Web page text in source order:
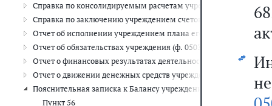
Справка по консолидируемым расчетам учреждения (ф.
Справка по заключению учреждением счетов бухгалтерского
Отчет об исполнении учреждением плана его финансово-
Отчет об обязательствах учреждения (ф. 0503738) (п.п. 46 - 49)
Отчет о финансовых результатах деятельности учреждения (ф.
Отчет о движении денежных средств учреждения (ф. 0503723)
Пояснительная записка к Балансу учреждения (ф. 0503760)
Пункт 56